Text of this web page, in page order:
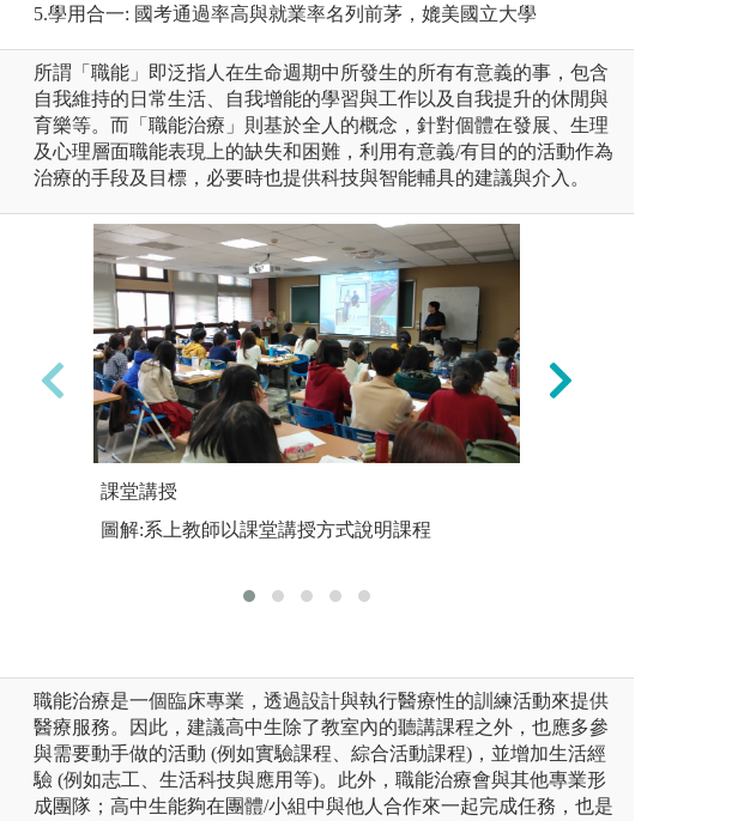
5.學用合一: 國考通過率高與就業率名列前茅，媲美國立大學
所謂「職能」即泛指人在生命週期中所發生的所有有意義的事，包含
自我維持的日常生活、自我增能的學習與工作以及自我提升的休閒與
育樂等。而「職能治療」則基於全人的概念，針對個體在發展、生理
及心理層面職能表現上的缺失和困難，利用有意義/有目的的活動作為
治療的手段及目標，必要時也提供科技與智能輔具的建議與介入。
專業的講課內容：由教授和副教授級師資進行授
課堂講授
圖解:系上教師以課堂講授方式說明課程
職能治療是一個臨床專業，透過設計與執行醫療性的訓練活動來提供
醫療服務。因此，建議高中生除了教室內的聽講課程之外，也應多參
與需要動手做的活動 (例如實驗課程、綜合活動課程)，並增加生活經
驗 (例如志工、生活科技與應用等)。此外，職能治療會與其他專業形
成團隊；高中生能夠在團體/小組中與他人合作來一起完成任務，也是